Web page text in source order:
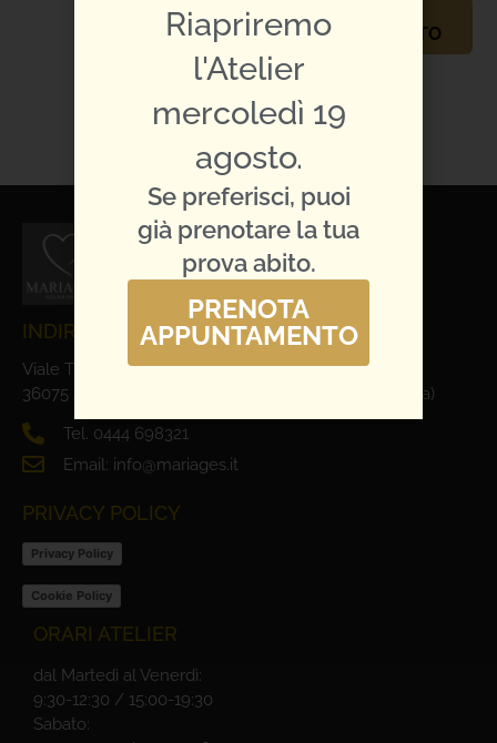
PRENOTA
APPUNTAMENTO
TI PIACE L'ABITO?
CONDIVIDILO:
INDIRIZZO E CONTATTI
Viale Trieste, 1
36075 Alte Ceccato di Montecchio Maggiore (Vicenza)
Tel. 0444 698321
Email: info@mariages.it
PRIVACY POLICY
Privacy Policy
Cookie Policy
ORARI ATELIER
dal Martedì al Venerdì:
9:30-12:30 / 15:00-19:30
Sabato:
Riapriremo
l'Atelier
mercoledì 19
agosto.
Se preferisci, puoi
già prenotare la tua
prova abito.
PRENOTA
APPUNTAMENTO